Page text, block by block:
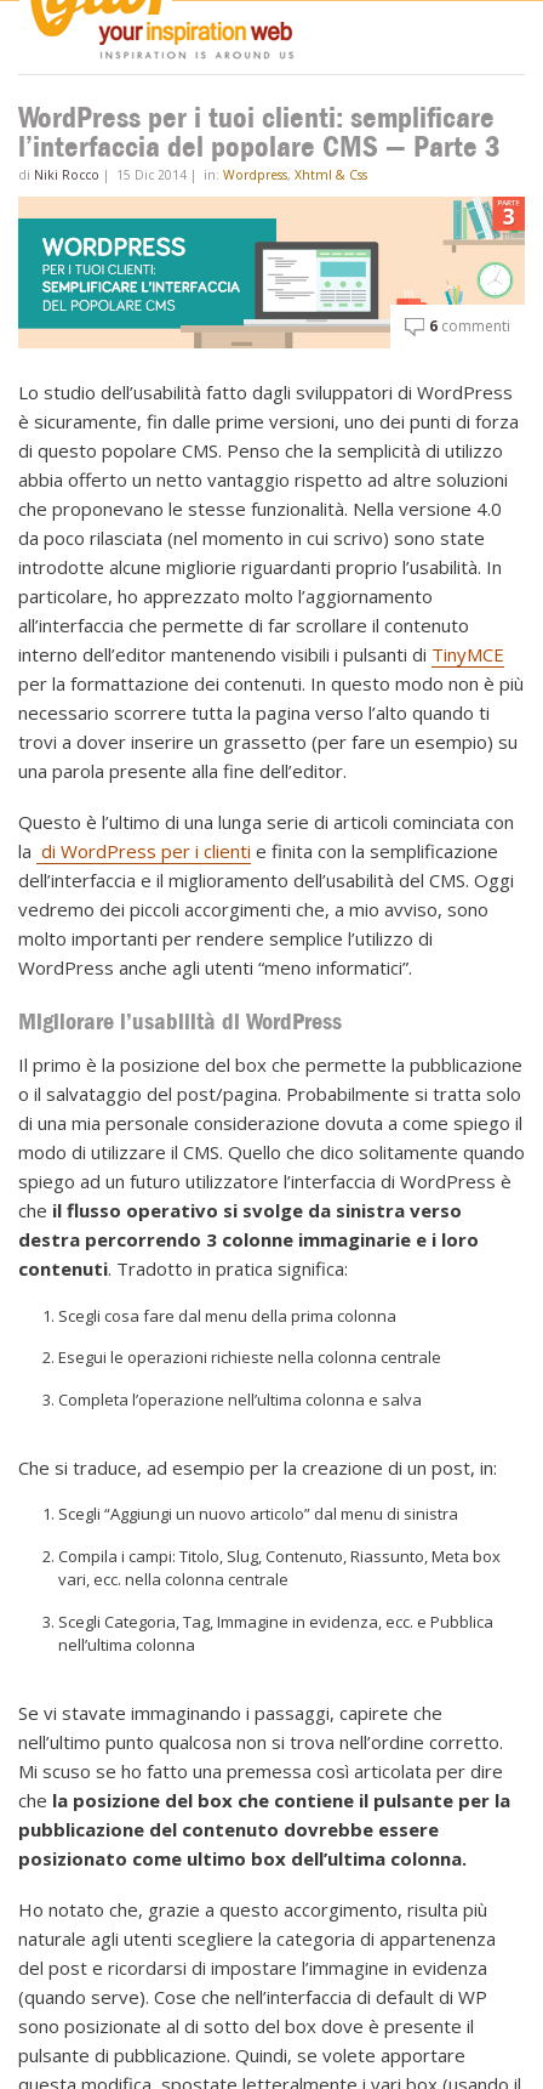
WordPress per i tuoi clienti: semplificare
l’interfaccia del popolare CMS — Parte 3
di Niki Rocco | 15 Dic 2014 | in: Wordpress, Xhtml & Css
6 commenti
Lo studio dell’usabilità fatto dagli sviluppatori di WordPress
è sicuramente, fin dalle prime versioni, uno dei punti di forza
di questo popolare CMS. Penso che la semplicità di utilizzo
abbia offerto un netto vantaggio rispetto ad altre soluzioni
che proponevano le stesse funzionalità. Nella versione 4.0
da poco rilasciata (nel momento in cui scrivo) sono state
introdotte alcune migliorie riguardanti proprio l’usabilità. In
particolare, ho apprezzato molto l’aggiornamento
all’interfaccia che permette di far scrollare il contenuto
interno dell’editor mantenendo visibili i pulsanti di TinyMCE
per la formattazione dei contenuti. In questo modo non è più
necessario scorrere tutta la pagina verso l’alto quando ti
trovi a dover inserire un grassetto (per fare un esempio) su
una parola presente alla fine dell’editor.
Questo è l’ultimo di una lunga serie di articoli cominciata con
la di WordPress per i clienti e finita con la semplificazione
dell’interfaccia e il miglioramento dell’usabilità del CMS. Oggi
vedremo dei piccoli accorgimenti che, a mio avviso, sono
molto importanti per rendere semplice l’utilizzo di
WordPress anche agli utenti “meno informatici”.
Migliorare l’usabilità di WordPress
Il primo è la posizione del box che permette la pubblicazione
o il salvataggio del post/pagina. Probabilmente si tratta solo
di una mia personale considerazione dovuta a come spiego il
modo di utilizzare il CMS. Quello che dico solitamente quando
spiego ad un futuro utilizzatore l’interfaccia di WordPress è
che il flusso operativo si svolge da sinistra verso
destra percorrendo 3 colonne immaginarie e i loro
contenuti. Tradotto in pratica significa:
Scegli cosa fare dal menu della prima colonna
Esegui le operazioni richieste nella colonna centrale
Completa l’operazione nell’ultima colonna e salva
Che si traduce, ad esempio per la creazione di un post, in:
Scegli “Aggiungi un nuovo articolo” dal menu di sinistra
Compila i campi: Titolo, Slug, Contenuto, Riassunto, Meta box
vari, ecc. nella colonna centrale
Scegli Categoria, Tag, Immagine in evidenza, ecc. e Pubblica
nell’ultima colonna
Se vi stavate immaginando i passaggi, capirete che
nell’ultimo punto qualcosa non si trova nell’ordine corretto.
Mi scuso se ho fatto una premessa così articolata per dire
che la posizione del box che contiene il pulsante per la
pubblicazione del contenuto dovrebbe essere
posizionato come ultimo box dell’ultima colonna.
Ho notato che, grazie a questo accorgimento, risulta più
naturale agli utenti scegliere la categoria di appartenenza
del post e ricordarsi di impostare l’immagine in evidenza
(quando serve). Cose che nell’interfaccia di default di WP
sono posizionate al di sotto del box dove è presente il
pulsante di pubblicazione. Quindi, se volete apportare
questa modifica, spostate letteralmente i vari box (usando il